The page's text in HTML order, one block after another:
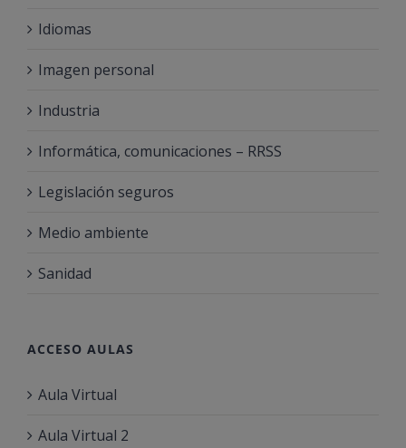
Idiomas
Imagen personal
Industria
Informática, comunicaciones – RRSS
Legislación seguros
Medio ambiente
Sanidad
ACCESO AULAS
Aula Virtual
Aula Virtual 2